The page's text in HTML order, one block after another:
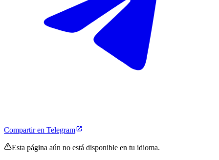
Compartir en Telegram
Esta página aún no está disponible en tu idioma.